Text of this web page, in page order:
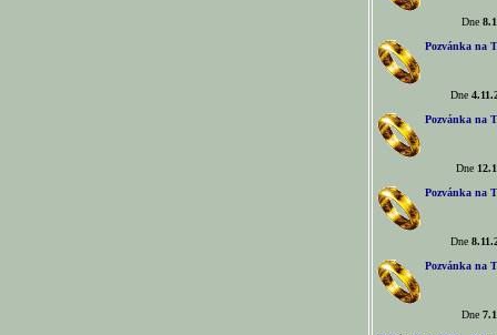
Dne
Pozvánka na
Dne
Pozvánka na
Dne
Pozvánka na
Dne
Pozvánka na
Dne